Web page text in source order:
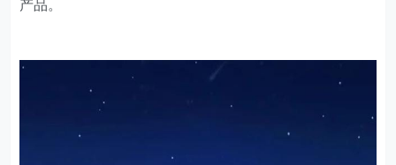
产品。